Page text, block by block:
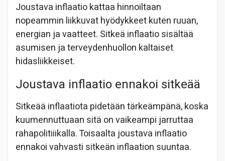
Joustava inflaatio kattaa hinnoiltaan
nopeammin liikkuvat hyödykkeet kuten ruuan,
energian ja vaatteet. Sitkeä inflaatio sisältää
asumisen ja terveydenhuollon kaltaiset
hidasliikkeiset.
Joustava inflaatio ennakoi sitkeää
Sitkeää inflaatiota pidetään tärkeämpänä, koska
kuumennuttuaan sitä on vaikeampi jarruttaa
rahapolitiiikalla. Toisaalta joustava inflaatio
ennakoi vahvasti sitkeän inflaation suuntaa.